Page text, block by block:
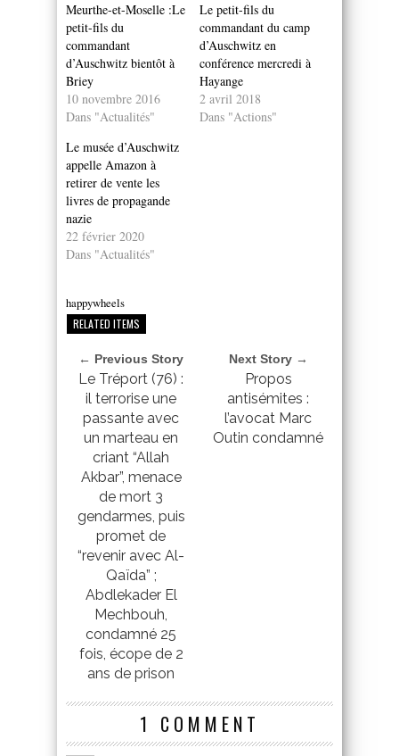
Meurthe-et-Moselle :Le
petit-fils du
commandant
d’Auschwitz bientôt à
Briey
10 novembre 2016
Dans "Actualités"
Le petit-fils du
commandant du camp
d’Auschwitz en
conférence mercredi à
Hayange
2 avril 2018
Dans "Actions"
Le musée d’Auschwitz
appelle Amazon à
retirer de vente les
livres de propagande
nazie
22 février 2020
Dans "Actualités"
happywheels
RELATED ITEMS
← Previous Story
Le Tréport (76) :
il terrorise une
passante avec
un marteau en
criant “Allah
Akbar”, menace
de mort 3
gendarmes, puis
promet de
“revenir avec Al-
Qaïda” ;
Abdlekader El
Mechbouh,
condamné 25
fois, écope de 2
ans de prison
Next Story →
Propos
antisémites :
l’avocat Marc
Outin condamné
1 COMMENT